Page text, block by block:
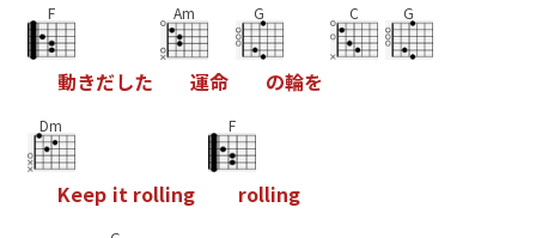
F
動きだした
Am
運命
G
の輪を
C G
Dm
Keep it rolling
F
rolling